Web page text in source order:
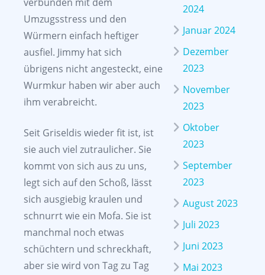
Umzugsstress und den
Würmern einfach heftiger
ausfiel. Jimmy hat sich
übrigens nicht angesteckt, eine
Wurmkur haben wir aber auch
ihm verabreicht.
Seit Griseldis wieder fit ist, ist
sie auch viel zutraulicher. Sie
kommt von sich aus zu uns,
legt sich auf den Schoß, lässt
sich ausgiebig kraulen und
schnurrt wie ein Mofa. Sie ist
manchmal noch etwas
schüchtern und schreckhaft,
aber sie wird von Tag zu Tag
2024
Januar 2024
Dezember
2023
November
2023
Oktober
2023
September
2023
August 2023
Juli 2023
Juni 2023
Mai 2023